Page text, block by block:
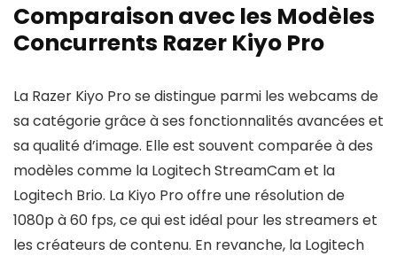
Comparaison avec les Modèles
Concurrents Razer Kiyo Pro
La Razer Kiyo Pro se distingue parmi les webcams de
sa catégorie grâce à ses fonctionnalités avancées et
sa qualité d’image. Elle est souvent comparée à des
modèles comme la Logitech StreamCam et la
Logitech Brio. La Kiyo Pro offre une résolution de
1080p à 60 fps, ce qui est idéal pour les streamers et
les créateurs de contenu. En revanche, la Logitech